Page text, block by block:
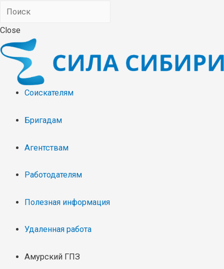
Close
Соискателям
Бригадам
Агентствам
Работодателям
Полезная информация
Удаленная работа
Амурский ГПЗ